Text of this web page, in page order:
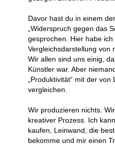
Davor hast du in einem
„Widerspruch gegen das
gesprochen. Hier habe
Vergleichsdarstellung von
Wir allen sind uns einig,
Künstler war. Aber
„Produktivität“ mit der
vergleichen.
Wir produzieren nichts.
kreativer Prozess. Ich
kaufen, Leinwand, die
bekomme und mir einen